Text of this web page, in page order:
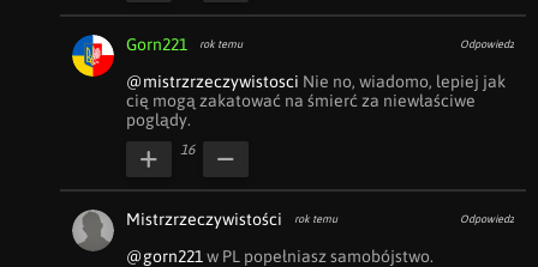
Gorn221 rok temu Odpowiedz
@mistrzrzeczywistosci Nie no, wiadomo, lepiej jak
cię mogą zakatować na śmierć za niewłaściwe
poglądy.
16
Mistrzrzeczywistości rok temu Odpowiedz
@gorn221 w PL popełniasz samobójstwo.